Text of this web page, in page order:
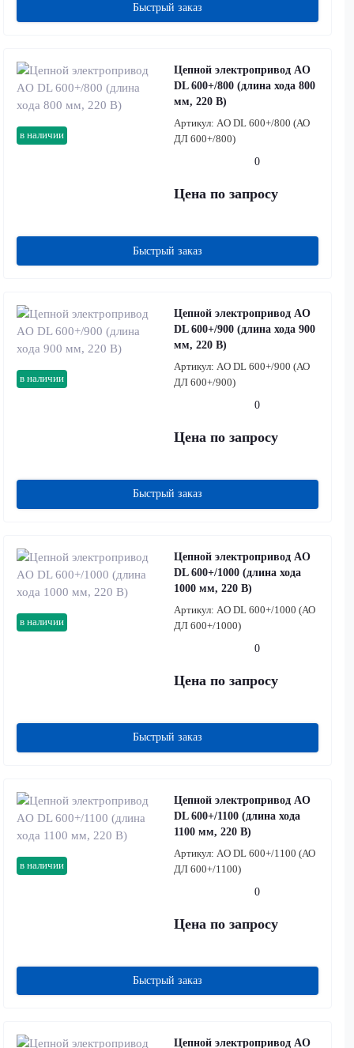
Быстрый заказ
в наличии
Цепной электропривод AO
DL 600+/800 (длина хода 800
мм, 220 В)
Артикул: AO DL 600+/800 (АО
ДЛ 600+/800)
0
Цена по запросу
Быстрый заказ
в наличии
Цепной электропривод AO
DL 600+/900 (длина хода 900
мм, 220 В)
Артикул: AO DL 600+/900 (АО
ДЛ 600+/900)
0
Цена по запросу
Быстрый заказ
в наличии
Цепной электропривод AO
DL 600+/1000 (длина хода
1000 мм, 220 В)
Артикул: AO DL 600+/1000 (АО
ДЛ 600+/1000)
0
Цена по запросу
Быстрый заказ
в наличии
Цепной электропривод AO
DL 600+/1100 (длина хода
1100 мм, 220 В)
Артикул: AO DL 600+/1100 (АО
ДЛ 600+/1100)
0
Цена по запросу
Быстрый заказ
Цепной электропривод AO